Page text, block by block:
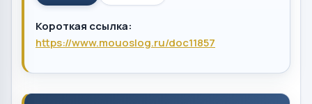
Короткая ссылка:
https://www.mouoslog.ru/doc11857